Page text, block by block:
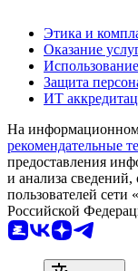
Этика и
Оказание
Защита
ИТ
На информационном
рекомендательные
предоставления
и анализа
пользователей
Российской